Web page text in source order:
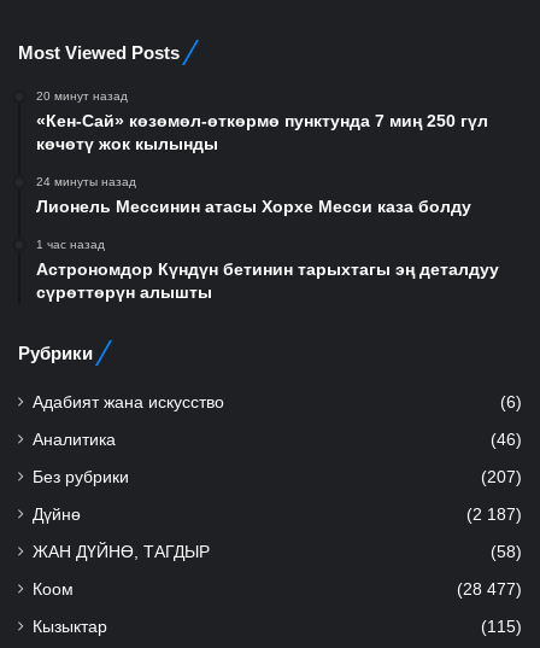
Most Viewed Posts
20 минут назад
«Кен-Сай» көзөмөл-өткөрмө пунктунда 7 миң 250 гүл
көчөтү жок кылынды
24 минуты назад
Лионель Мессинин атасы Хорхе Месси каза болду
1 час назад
Астрономдор Күндүн бетинин тарыхтагы эң деталдуу
сүрөттөрүн алышты
Рубрики
Адабият жана искусство (6)
Аналитика (46)
Без рубрики (207)
Дүйнө (2 187)
ЖАН ДҮЙНӨ, ТАГДЫР (58)
Коом (28 477)
Кызыктар (115)